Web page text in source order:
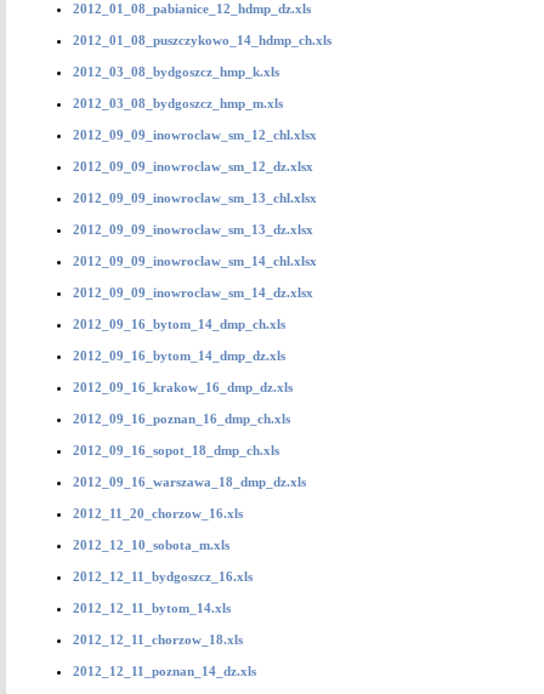
2012_01_08_pabianice_12_hdmp_dz.xls
2012_01_08_puszczykowo_14_hdmp_ch.xls
2012_03_08_bydgoszcz_hmp_k.xls
2012_03_08_bydgoszcz_hmp_m.xls
2012_09_09_inowroclaw_sm_12_chl.xlsx
2012_09_09_inowroclaw_sm_12_dz.xlsx
2012_09_09_inowroclaw_sm_13_chl.xlsx
2012_09_09_inowroclaw_sm_13_dz.xlsx
2012_09_09_inowroclaw_sm_14_chl.xlsx
2012_09_09_inowroclaw_sm_14_dz.xlsx
2012_09_16_bytom_14_dmp_ch.xls
2012_09_16_bytom_14_dmp_dz.xls
2012_09_16_krakow_16_dmp_dz.xls
2012_09_16_poznan_16_dmp_ch.xls
2012_09_16_sopot_18_dmp_ch.xls
2012_09_16_warszawa_18_dmp_dz.xls
2012_11_20_chorzow_16.xls
2012_12_10_sobota_m.xls
2012_12_11_bydgoszcz_16.xls
2012_12_11_bytom_14.xls
2012_12_11_chorzow_18.xls
2012_12_11_poznan_14_dz.xls